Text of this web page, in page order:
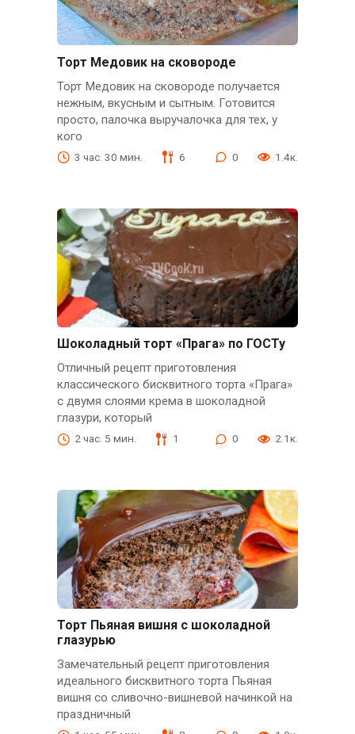
Торт Медовик на сковороде
Торт Медовик на сковороде получается
нежным, вкусным и сытным. Готовится
просто, палочка выручалочка для тех, у
кого
3 час. 30 мин. 6 0 1.4к.
Шоколадный торт «Прага» по ГОСТу
Отличный рецепт приготовления
классического бисквитного торта «Прага»
с двумя слоями крема в шоколадной
глазури, который
2 час. 5 мин. 1 0 2.1к.
Торт Пьяная вишня с шоколадной
глазурью
Замечательный рецепт приготовления
идеального бисквитного торта Пьяная
вишня со сливочно-вишневой начинкой на
праздничный